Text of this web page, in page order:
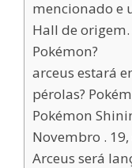
mencionado e
Hall de
Pokémon?
arceus estará
pérolas?
Pokémon
Novembro .
Arceus será